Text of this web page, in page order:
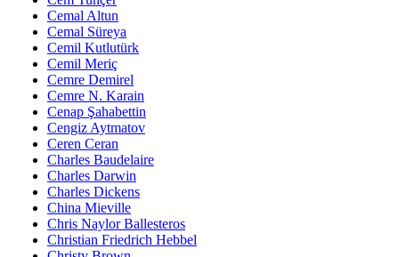
Cemal Altun
Cemal Süreya
Cemil Kutlutürk
Cemil Meriç
Cemre Demirel
Cemre N. Karain
Cenap Şahabettin
Cengiz Aytmatov
Ceren Ceran
Charles Baudelaire
Charles Darwin
Charles Dickens
China Mieville
Chris Naylor Ballesteros
Christian Friedrich Hebbel